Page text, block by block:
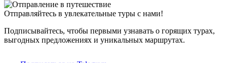
Отправляйтесь в увлекательные туры с нами!
Подписывайтесь, чтобы первыми узнавать о горящих турах,
выгодных предложениях и уникальных маршрутах.